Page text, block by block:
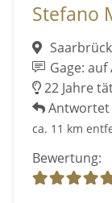
Stefano
Gage:
22 Jahre
Antwortet
ca. 11 km
Bewertung: